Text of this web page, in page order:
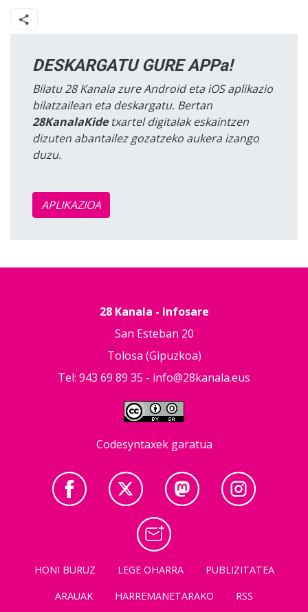
DESKARGATU GURE APPa!
Bilatu 28 Kanala zure Android eta iOS aplikazio
bilatzailean eta deskargatu. Bertan
28KanalaKidetxartel digitalak eskaintzen
dizuten abantailez gozatzeko aukera izango
duzu.
APLIKAZIOA
28 Kanala - Infosare
San Esteban 20
Tolosa (Gipuzkoa)
Tel: 943 69 89 35 - info@28kanala.eus
Codesyntaxek garatua
HONI BURUZ LEGE OHARRA
PUBLIZITATEA
ARAUAK
HARREMANETARAKO RSS